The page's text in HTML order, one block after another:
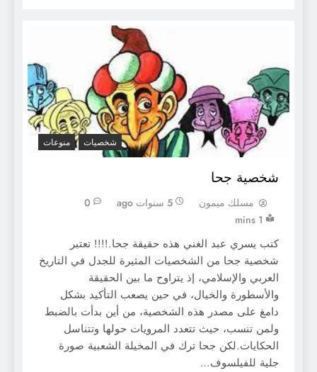
شخصيات منوعات
شخصية جحا
مسلك ميمون 5 سنوات ago
0
1 mins
كتب يسري عبد الغني هذه حقيقة جحا.!!!! تعتبر
شخصية جحا من الشخصيات المثيرة للجدل في التاريخ
العربي والإسلامي، إذ يتراوح ما بين الحقيقة
والأسطورة والخيال، في حين يصعب التأكيد بشكل
دامغ على مصدر هذه الشخصية، من أين بدأت بالضبط
ولمن تنسب، حيث تتعدد المرويات حولها وتتناسل
الحكايات.لكن جحا ترك في المخيلة الشعبية صورة
جلية للفيلسوف…